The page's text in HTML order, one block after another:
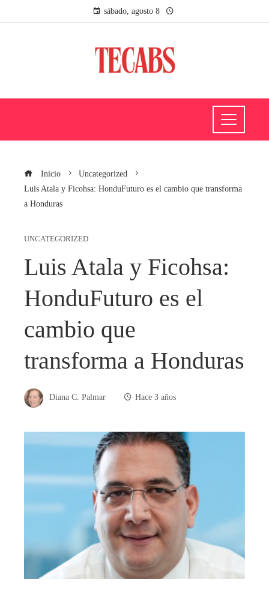
sábado, agosto 8
Inicio
Uncategorized
Luis Atala y Ficohsa: HonduFuturo es el cambio que transforma
a Honduras
UNCATEGORIZED
Luis Atala y Ficohsa:
HonduFuturo es el
cambio que
transforma a Honduras
Diana C. Palmar Hace 3 años